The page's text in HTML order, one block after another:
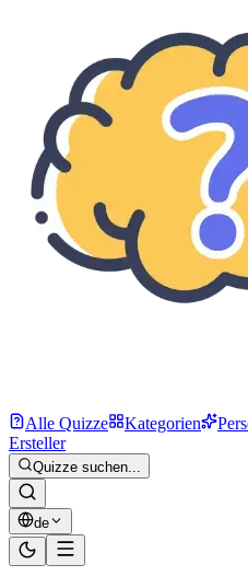
Alle Quizze Kategorien
Ersteller
Quizze suchen...
de